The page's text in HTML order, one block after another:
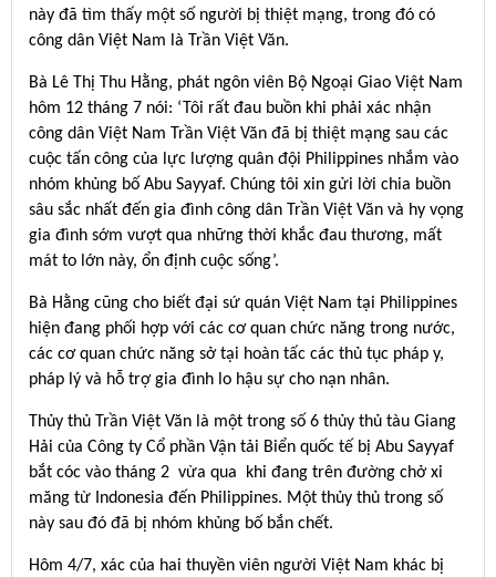
này đã tìm thấy một số người bị thiệt mạng, trong đó có
công dân Việt Nam là Trần Việt Văn.
Bà Lê Thị Thu Hằng, phát ngôn viên Bộ Ngoại Giao Việt Nam
hôm 12 tháng 7 nói: ‘Tôi rất đau buồn khi phải xác nhận
công dân Việt Nam Trần Việt Văn đã bị thiệt mạng sau các
cuộc tấn công của lực lượng quân đội Philippines nhắm vào
nhóm khủng bố Abu Sayyaf. Chúng tôi xin gửi lời chia buồn
sâu sắc nhất đến gia đình công dân Trần Việt Văn và hy vọng
gia đình sớm vượt qua những thời khắc đau thương, mất
mát to lớn này, ổn định cuộc sống’.
Bà Hằng cũng cho biết đại sứ quán Việt Nam tại Philippines
hiện đang phối hợp với các cơ quan chức năng trong nước,
các cơ quan chức năng sở tại hoàn tấc các thủ tục pháp y,
pháp lý và hỗ trợ gia đình lo hậu sự cho nạn nhân.
Thủy thủ Trần Việt Văn là một trong số 6 thủy thủ tàu Giang
Hải của Công ty Cổ phần Vận tải Biển quốc tế bị Abu Sayyaf
bắt cóc vào tháng 2 vừa qua khi đang trên đường chở xi
măng từ Indonesia đến Philippines. Một thủy thủ trong số
này sau đó đã bị nhóm khủng bố bắn chết.
Hôm 4/7, xác của hai thuyền viên người Việt Nam khác bị